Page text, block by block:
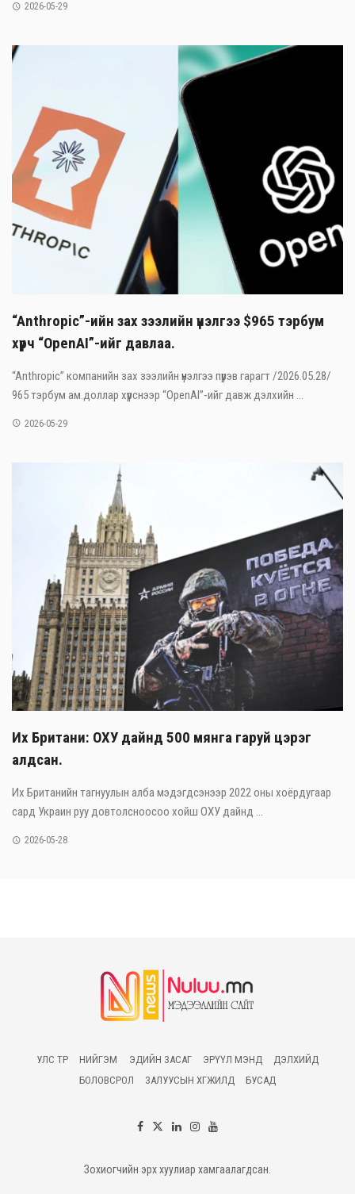
2026-05-29
“Anthropic”-ийн зах зээлийн үнэлгээ $965 тэрбум
хүрч “OpenAI”-ийг давлаа.
“Anthropic” компанийн зах зээлийн үнэлгээ пүрэв гарагт /2026.05.28/
965 тэрбум ам.доллар хүрснээр “OpenAI”-ийг давж дэлхийн ...
2026-05-29
Их Британи: ОХУ дайнд 500 мянга гаруй цэрэг
алдсан.
Их Британийн тагнуулын алба мэдэгдсэнээр 2022 оны хоёрдугаар
сард Украин руу довтолсноосоо хойш ОХУ дайнд ...
2026-05-28
УЛС ТӨР НИЙГЭМ ЭДИЙН ЗАСАГ ЭРҮҮЛ МЭНД
ДЭЛХИЙД
БОЛОВСРОЛ
ЗАЛУУСЫН ХӨГЖИЛД БУСАД
Зохиогчийн эрх хуулиар хамгаалагдсан.